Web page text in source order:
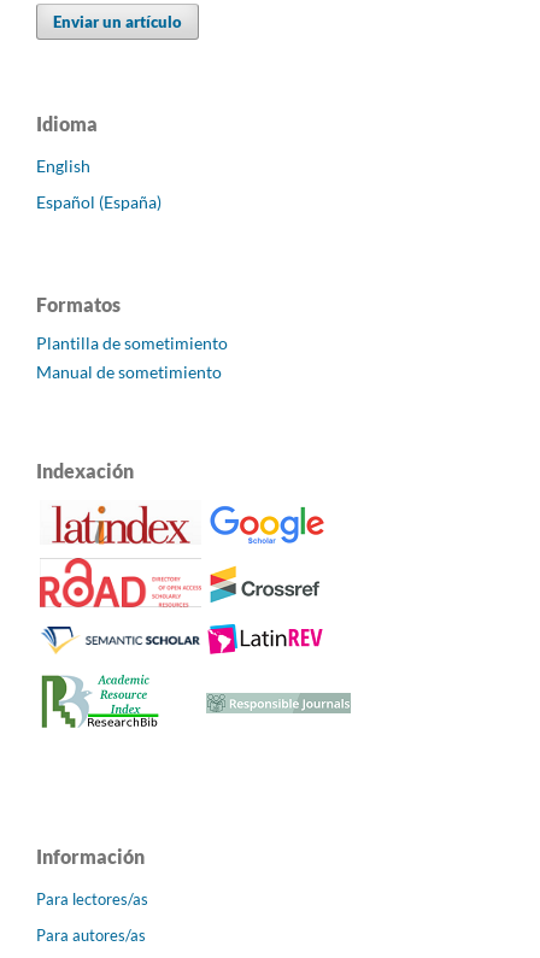
Enviar un artículo
Idioma
English
Español (España)
Formatos
Plantilla de sometimiento
Manual de sometimiento
Indexación
Información
Para lectores/as
Para autores/as